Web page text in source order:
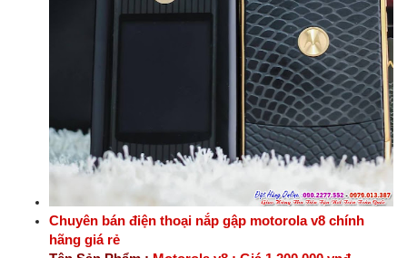
Chuyên bán điện thoại nắp gập motorola v8 chính
hãng giá rẻ